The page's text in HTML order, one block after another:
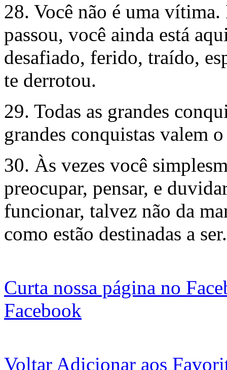
28. Você não é uma
passou, você ainda está
desafiado, ferido, traído,
te derrotou.
29. Todas as grandes
grandes conquistas valem
30. Às vezes você
preocupar, pensar, e
funcionar, talvez não da
como estão destinadas a ser.
Curta nossa página no
Facebook
Voltar Adicionar aos